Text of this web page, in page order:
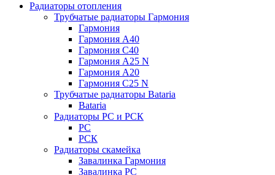
Радиаторы отопления
Трубчатые радиаторы Гармония
Гармония
Гармония А40
Гармония С40
Гармония А25 N
Гармония А20
Гармония С25 N
Трубчатые радиаторы Bataria
Bataria
Радиаторы РС и РСК
РС
РСК
Радиаторы скамейка
Завалинка Гармония
Завалинка РС